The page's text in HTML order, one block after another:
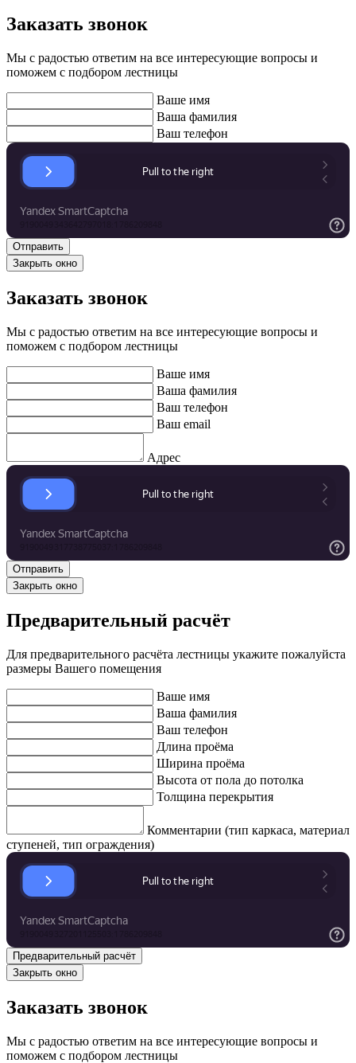
Заказать звонок
Мы с радостью ответим на все интересующие вопросы и
поможем с подбором лестницы
Ваше имя
Ваша фамилия
Ваш телефон
Закрыть окно
Заказать звонок
Мы с радостью ответим на все интересующие вопросы и
поможем с подбором лестницы
Ваше имя
Ваша фамилия
Ваш телефон
Ваш email
Адрес
Закрыть окно
Предварительный расчёт
Для предварительного расчёта лестницы укажите пожалуйста
размеры Вашего помещения
Ваше имя
Ваша фамилия
Ваш телефон
Длина проёма
Ширина проёма
Высота от пола до потолка
Толщина перекрытия
Комментарии (тип каркаса, материал
ступеней, тип ограждения)
Закрыть окно
Заказать звонок
Мы с радостью ответим на все интересующие вопросы и
поможем с подбором лестницы